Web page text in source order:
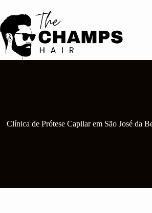
para
o
conteúdo
Clínica de Prótese Capilar em São José da